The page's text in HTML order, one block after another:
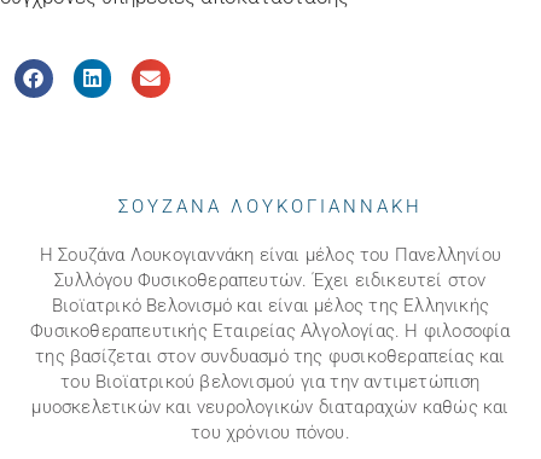
ΣΟΥΖΑΝΑ ΛΟΥΚΟΓΙΑΝΝΑΚΗ
Η Σουζάνα Λουκογιαννάκη είναι μέλος του Πανελληνίου
Συλλόγου Φυσικοθεραπευτών. Έχει ειδικευτεί στον
Βιοϊατρικό Βελονισμό και είναι μέλος της Ελληνικής
Φυσικοθεραπευτικής Εταιρείας Αλγολογίας. Η φιλοσοφία
της βασίζεται στον συνδυασμό της φυσικοθεραπείας και
του Βιοϊατρικού βελονισμού για την αντιμετώπιση
μυοσκελετικών και νευρολογικών διαταραχών καθώς και
του χρόνιου πόνου.